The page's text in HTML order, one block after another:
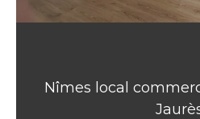
Nîmes local